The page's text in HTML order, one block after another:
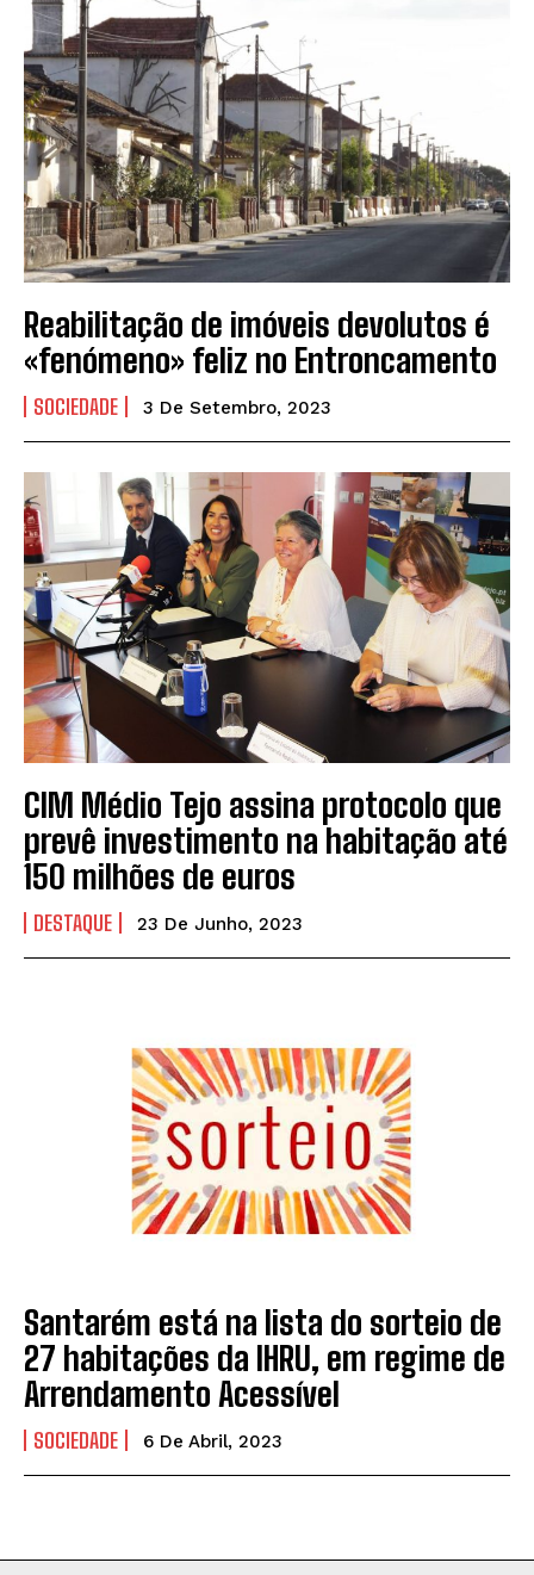
Reabilitação de imóveis devolutos é
«fenómeno» feliz no Entroncamento
SOCIEDADE 3 De Setembro, 2023
CIM Médio Tejo assina protocolo que
prevê investimento na habitação até
150 milhões de euros
DESTAQUE 23 De Junho, 2023
Santarém está na lista do sorteio de
27 habitações da IHRU, em regime de
Arrendamento Acessível
SOCIEDADE 6 De Abril, 2023